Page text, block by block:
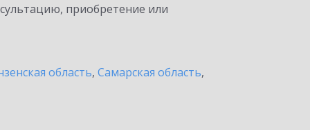
приобретение или
область, Самарская область,